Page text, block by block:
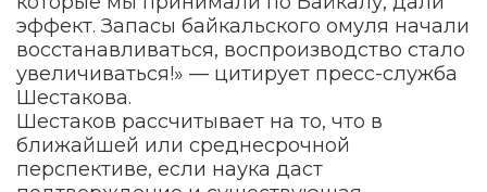
эффект. Запасы байкальского омуля начали
восстанавливаться, воспроизводство стало
увеличиваться!» — цитирует пресс-служба
Шестакова.
Шестаков рассчитывает на то, что в
ближайшей или среднесрочной
перспективе, если наука даст